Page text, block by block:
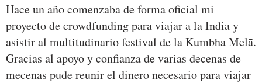
Hace un año comenzaba de forma oficial mi
proyecto de crowdfunding para viajar a la India y
asistir al multitudinario festival de la Kumbha Melā.
Gracias al apoyo y confianza de varias decenas de
mecenas pude reunir el dinero necesario para viajar